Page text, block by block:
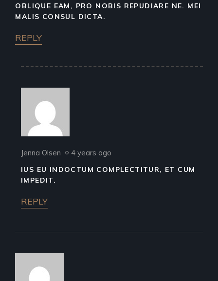
OBLIQUE EAM, PRO NOBIS REPUDIARE NE. MEI
MALIS CONSUL DICTA.
REPLY
Jenna Olsen 4 years ago
IUS EU INDOCTUM COMPLECTITUR, ET CUM
IMPEDIT.
REPLY